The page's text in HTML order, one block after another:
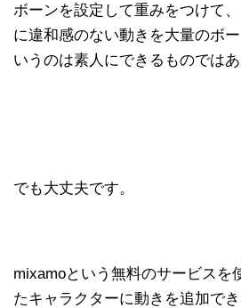
ボーンを設定して重みをつけて
に違和感のない動きを大量のボ
いうのは素人にできるものではあ
でも大丈夫です。
mixamoという無料のサービスを
たキャラクターに動きを追加でき